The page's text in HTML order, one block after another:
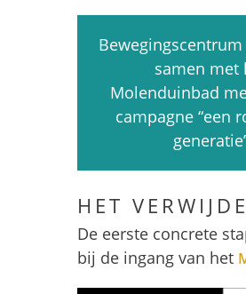
samen met
Molenduinbad
campagne “een
HET
De eerste concrete
bij de ingang van het